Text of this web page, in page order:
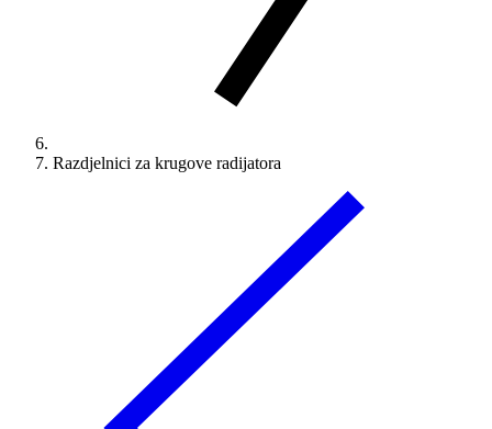
Razdjelnici za krugove radijatora